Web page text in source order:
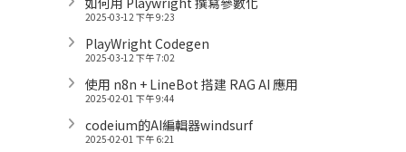
2025-03-12 下午 9:23
PlayWright Codegen
2025-03-12 下午 7:02
使用 n8n + LineBot 搭建 RAG AI 應用
2025-02-01 下午 9:44
codeium的AI編輯器windsurf
2025-02-01 下午 6:21